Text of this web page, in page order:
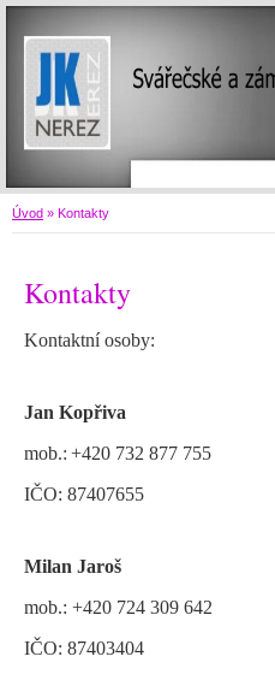
Úvod » Kontakty
Kontakty
Kontaktní osoby:
Jan Kopřiva
mob.: +420 732 877 755
IČO: 87407655
Milan Jaroš
mob.: +420 724 309 642
IČO: 87403404